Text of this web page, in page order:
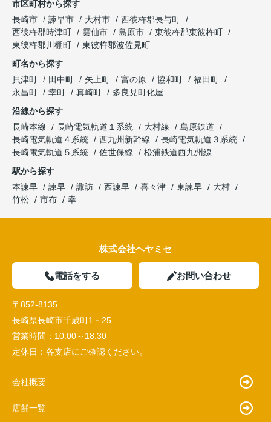
市区町村から探す
長崎市
諫早市 大村市
西彼杵郡長与町
西彼杵郡時津町
雲仙市 島原市
東彼杵郡東彼杵町
東彼杵郡川棚町
東彼杵郡波佐見町
町名から探す
貝津町
田中町 矢上町 富の原 協和町
福田町
永昌町
幸町 真崎町
多良見町化屋
沿線から探す
長崎本線
長崎電気軌道１系統 大村線
島原鉄道
長崎電気軌道４系統
西九州新幹線
長崎電気軌道３系統
長崎電気軌道５系統
佐世保線
松浦鉄道西九州線
駅から探す
本諫早
諫早 諏訪 西諫早 喜々津 東諫早
大村
竹松
市布 幸
株式会社ヘヤミセ
電話をする お問い合わせ
〒852-8135
長崎県長崎市千歳町1－25
営業時間： 10:00～18:30
定休日： 各支店にご確認ください。
会社概要
店舗一覧